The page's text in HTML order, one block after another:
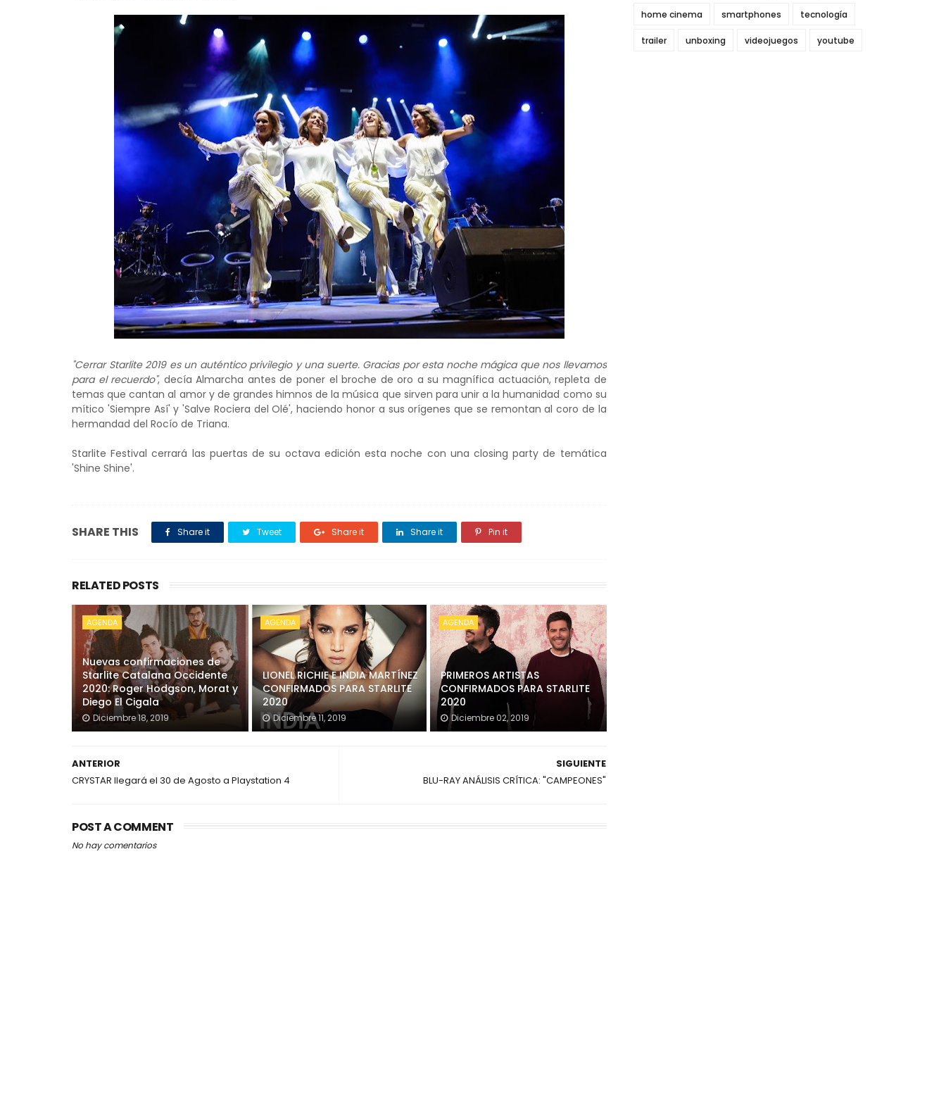
"Cerrar Starlite 2019 es un auténtico privilegio y una suerte. Gracias por esta noche mágica que nos llevamos
para el recuerdo", decía Almarcha antes de poner el broche de oro a su magnífica actuación, repleta de
temas que cantan al amor y de grandes himnos de la música que sirven para unir a la humanidad como su
mítico 'Siempre Así' y 'Salve Rociera del Olé', haciendo honor a sus orígenes que se remontan al coro de la
hermandad del Rocío de Triana.
Starlite Festival cerrará las puertas de su octava edición esta noche con una closing party de temática
'Shine Shine'.
SHARE THIS Share it Tweet Share it Share it Pin it
RELATED POSTS
AGENDA
Nuevas confirmaciones de
Starlite Catalana Occidente
2020: Roger Hodgson, Morat y
Diego El Cigala
Diciembre 18, 2019
AGENDA
LIONEL RICHIE E INDIA MARTÍNEZ
CONFIRMADOS PARA STARLITE
2020
Diciembre 11, 2019
AGENDA
PRIMEROS ARTISTAS
CONFIRMADOS PARA STARLITE
2020
Diciembre 02, 2019
SIGUIENTE
BLU-RAY ANÁLISIS CRÍTICA: "CAMPEONES"
ANTERIOR
CRYSTAR llegará el 30 de Agosto a Playstation 4
POST A COMMENT
No hay comentarios
home cinema smartphones tecnología
trailer unboxing videojuegos youtube